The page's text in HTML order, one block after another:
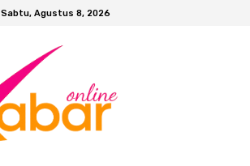
Sabtu, Agustus 8, 2026